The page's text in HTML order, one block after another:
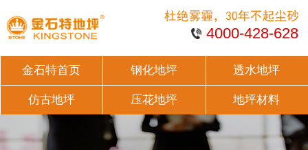
4000-428-628
金石特首页 钢化地坪 透水地坪
仿古地坪 压花地坪 地坪材料